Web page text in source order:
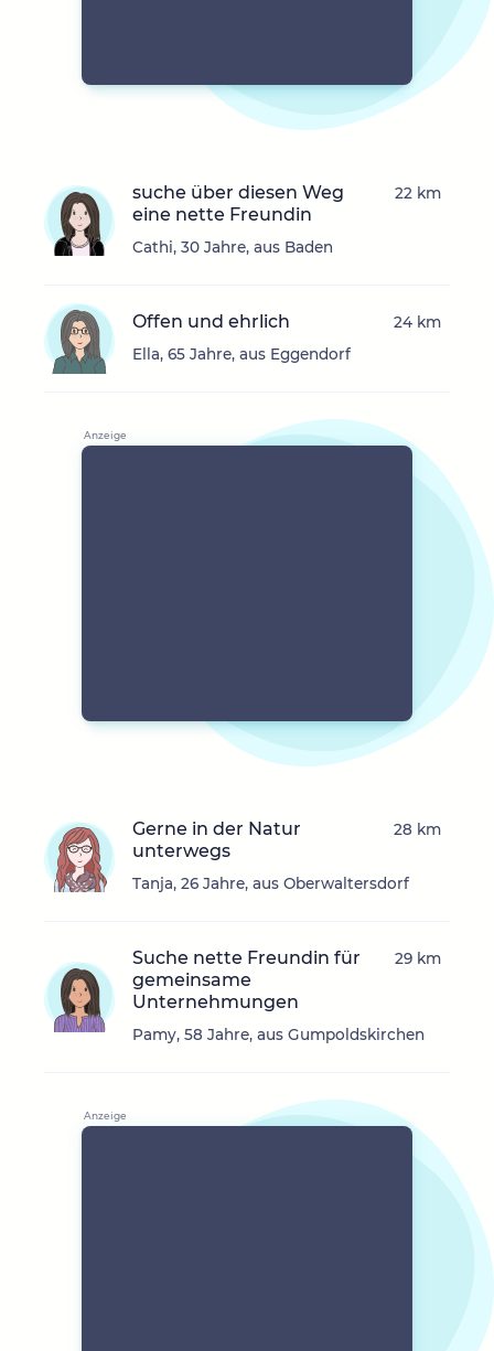
suche über diesen Weg
eine nette Freundin
Cathi, 30 Jahre, aus Baden
22 km
Offen und ehrlich
Ella, 65 Jahre, aus Eggendorf
24 km
Gerne in der Natur
unterwegs
Tanja, 26 Jahre, aus Oberwaltersdorf
28 km
Suche nette Freundin für
gemeinsame
Unternehmungen
Pamy, 58 Jahre, aus Gumpoldskirchen
29 km